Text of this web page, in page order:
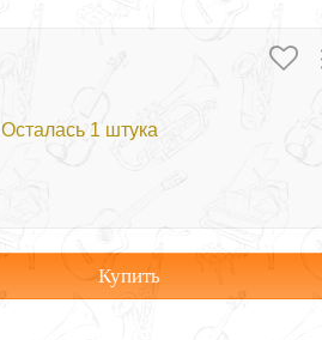
Осталась 1 штука
Купить